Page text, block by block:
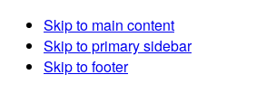
Skip to main content
Skip to primary sidebar
Skip to footer